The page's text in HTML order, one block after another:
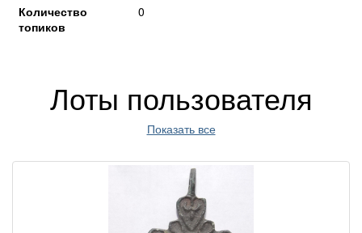
Количество
топиков
0
Лоты пользователя
Показать все